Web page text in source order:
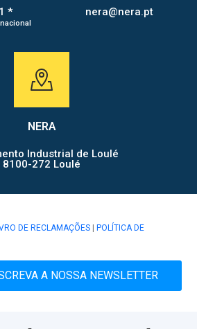
* nera@nera.pt
NERA
Industrial de Loulé
8100-272 Loulé
DE RECLAMAÇÕES
POLÍTICA DE
A NOSSA NEWSLETTER